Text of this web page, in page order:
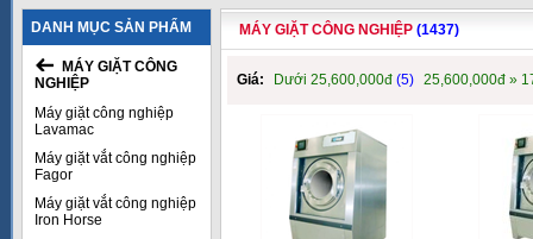
DANH MỤC SẢN PHẨM
MÁY GIẶT CÔNG
NGHIỆP
Máy giặt công nghiệp
Lavamac
Máy giặt vắt công nghiệp
Fagor
Máy giặt vắt công nghiệp
Iron Horse
MÁY GIẶT CÔNG NGHIỆP (1437)
Giá: Dưới 25,600,000đ (5) 25,600,000đ »